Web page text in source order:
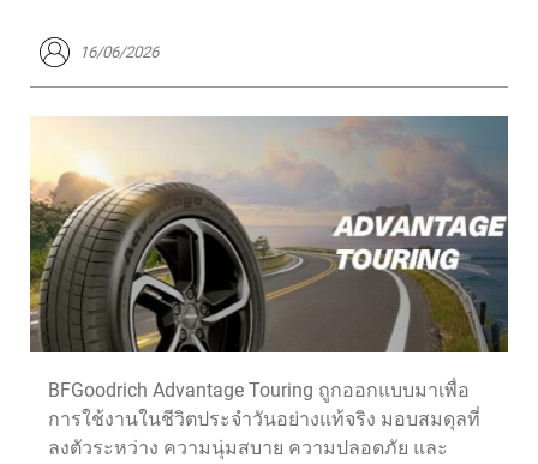
16/06/2026
BFGoodrich Advantage Touring ถูกออกแบบมาเพื่อ
การใช้งานในชีวิตประจำวันอย่างแท้จริง มอบสมดุลที่
ลงตัวระหว่าง ความนุ่มสบาย ความปลอดภัย และ